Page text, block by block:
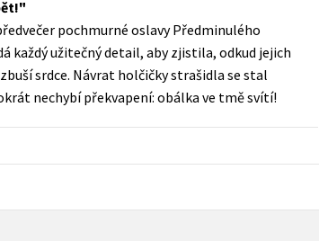
Young adult (SK)
Zahraniční literatura
Zdraví a životní styl
pochmurné oslavy Předminulého
každý užitečný detail, aby zjistila, odkud jejich
srdce. Návrat holčičky strašidla se stal
nechybí překvapení: obálka ve tmě svítí!